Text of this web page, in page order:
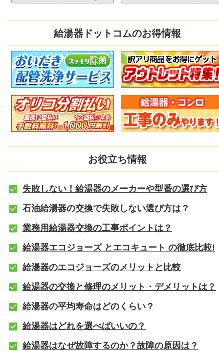
給湯器ドットコムのお得情報
お役立ち情報
失敗しない！給湯器のメーカーや型番の選び方
石油給湯器の交換で失敗しない選び方は？
業務用給湯器交換の工事ポイントは？
給湯器エコジョーズ とエコキュート の徹底比較!
給湯器のエコジョーズのメリットと比較
給湯器の交換と修理のメリット・デメリットは？
給湯器の平均寿命はどのくらい？
給湯器はどれを選べばいいの？
給湯器はなぜ故障するのか？故障の原因は？